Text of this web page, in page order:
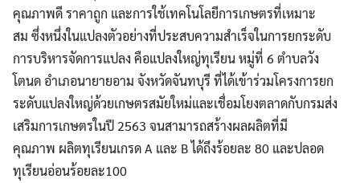
คุณภาพดี ราคาถูก และการใช้เทคโนโลยีการเกษตรที่เหมาะ
สม ซึ่งหนึ่งในแปลงตัวอย่างที่ประสบความสำเร็จในการยกระดับ
การบริหารจัดการแปลง คือแปลงใหญ่ทุเรียน หมู่ที่ 6 ตำบลวัง
โตนด อำเภอนายายอาม จังหวัดจันทบุรี ที่ได้เข้าร่วมโครงการยก
ระดับแปลงใหญ่ด้วยเกษตรสมัยใหม่และเชื่อมโยงตลาดกับกรมส่ง
เสริมการเกษตรในปี 2563 จนสามารถสร้างผลผลิตที่มี
คุณภาพ ผลิตทุเรียนเกรด A และ B ได้ถึงร้อยละ 80 และปลอด
ทุเรียนอ่อนร้อยละ100